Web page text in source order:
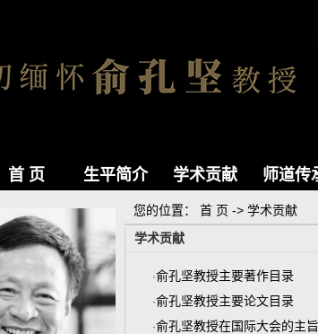
首 页 生平简介 学术贡献 师道传
您的位置： 首 页 -> 学术贡献
学术贡献
·俞孔坚教授主要著作目录
·俞孔坚教授主要论文目录
·俞孔坚教授在国际大会的主